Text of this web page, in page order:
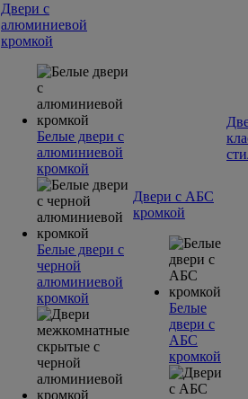
Двери с
алюминиевой
кромкой
Белые двери с
алюминиевой
кромкой
Белые двери с
черной
алюминиевой
кромкой
Двери с АБС
кромкой
Белые
двери с
АБС
кромкой